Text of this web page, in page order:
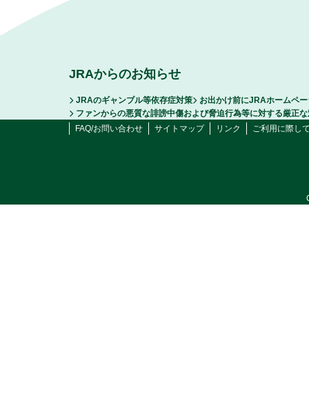
JRAからのお知らせ
JRAのギャンブル等依存症対策
お出かけ前にJRAホームペ
ファンからの悪質な誹謗中傷および脅迫行為等に対する厳正
FAQ/お問い合わせ
サイトマップ リンク ご利用に際し